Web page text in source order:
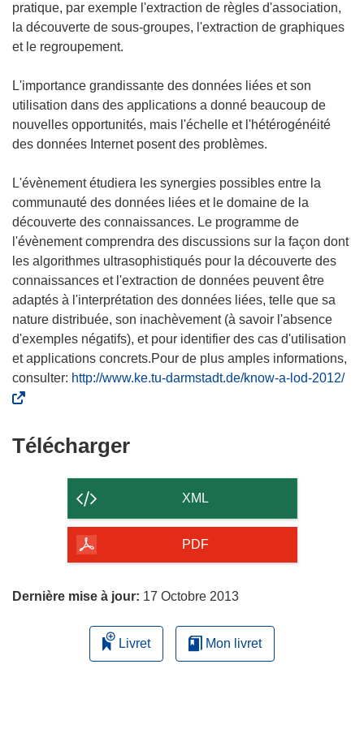
pratique, par exemple l'extraction de règles d'association,
la découverte de sous-groupes, l'extraction de graphiques
et le regroupement.
L'importance grandissante des données liées et son
utilisation dans des applications a donné beaucoup de
nouvelles opportunités, mais l'échelle et l'hétérogénéité
des données Internet posent des problèmes.
L'évènement étudiera les synergies possibles entre la
communauté des données liées et le domaine de la
découverte des connaissances. Le programme de
l'évènement comprendra des discussions sur la façon dont
les algorithmes ultrasophistiqués pour la découverte des
connaissances et l'extraction de données peuvent être
adaptés à l'interprétation des données liées, telle que sa
nature distribuée, son inachèvement (à savoir l'absence
d'exemples négatifs), et pour identifier des cas d'utilisation
et applications concrets.Pour de plus amples informations,
consulter: http://www.ke.tu-darmstadt.de/know-a-lod-2012/(
TéléchargerTélécharger
contenu
de
page
XML
PDF
Dernière mise à jour: 17 Octobre 2013
Livret Mon livret